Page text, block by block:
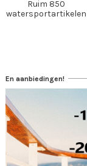
Ruim 850
watersportartikelen
En aanbiedingen!